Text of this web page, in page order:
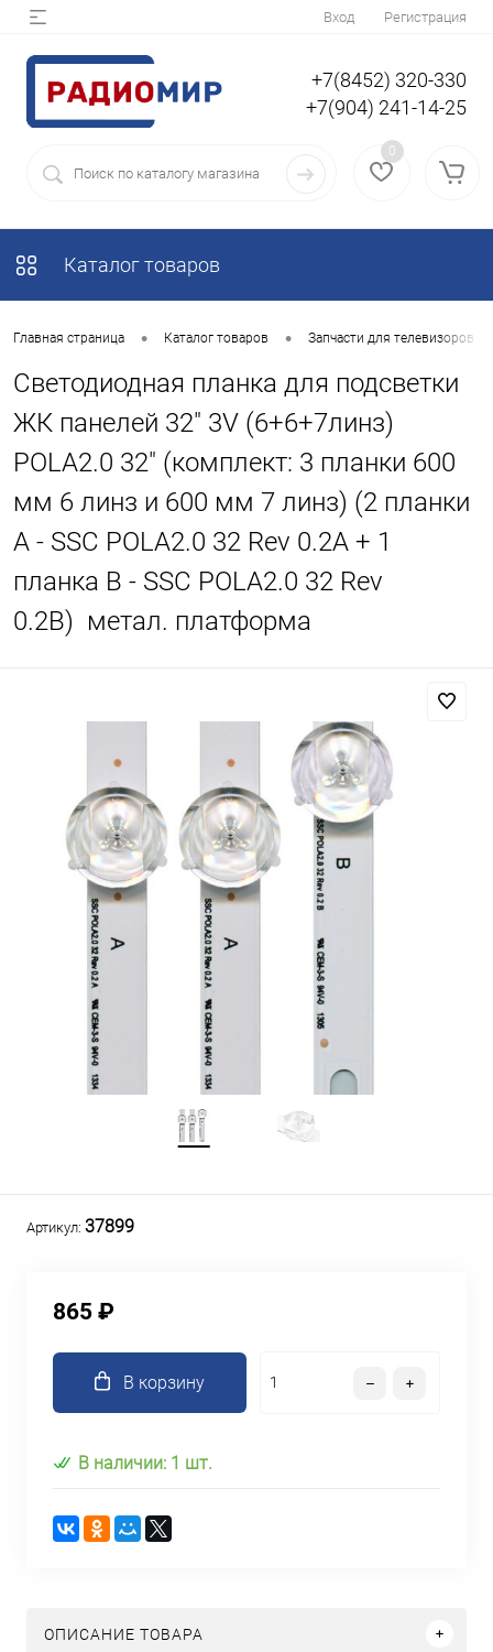
Вход Регистрация
+7(8452) 320-330
+7(904) 241-14-25
0
Каталог товаров
Главная страница • Каталог товаров • Запчасти для телевизоров
Светодиодная планка для подсветки
ЖК панелей 32" 3V (6+6+7линз)
POLA2.0 32" (комплект: 3 планки 600
мм 6 линз и 600 мм 7 линз) (2 планки
A - SSC POLA2.0 32 Rev 0.2A + 1
планка B - SSC POLA2.0 32 Rev
0.2B) метал. платформа
Артикул: 37899
865 ₽
В корзину
В наличии: 1 шт.
ОПИСАНИЕ ТОВАРА